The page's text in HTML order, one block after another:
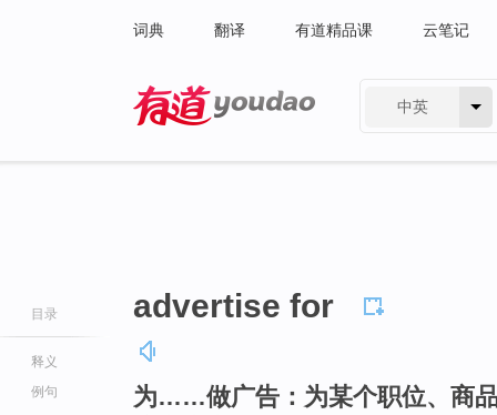
词典 翻译 有道精品课 云笔记
中英
目录
释义
例句
advertise for
为……做广告：为某个职位、商